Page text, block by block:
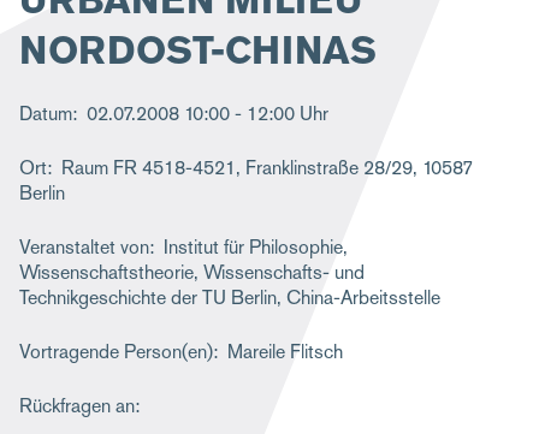
n
NORDOST-CHINAS
Datum 02.07.2008 10:00 - 12:00 Uhr
Ort
Raum FR 4518-4521, Franklinstraße 28/29, 10587
Berlin
Veranstaltet von
Institut für Philosophie,
Wissenschaftstheorie, Wissenschafts- und
Technikgeschichte der TU Berlin, China-Arbeitsstelle
Vortragende Person(en) Mareile Flitsch
Rückfragen an: